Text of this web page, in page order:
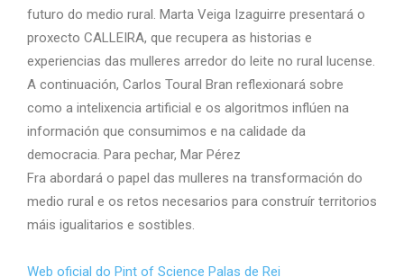
futuro do medio rural. Marta Veiga Izaguirre presentará o
proxecto CALLEIRA, que recupera as historias e
experiencias das mulleres arredor do leite no rural lucense.
A continuación, Carlos Toural Bran reflexionará sobre
como a intelixencia artificial e os algoritmos inflúen na
información que consumimos e na calidade da
democracia. Para pechar, Mar Pérez
Fra abordará o papel das mulleres na transformación do
medio rural e os retos necesarios para construír territorios
máis igualitarios e sostibles.
Web oficial do Pint of Science Palas de Rei